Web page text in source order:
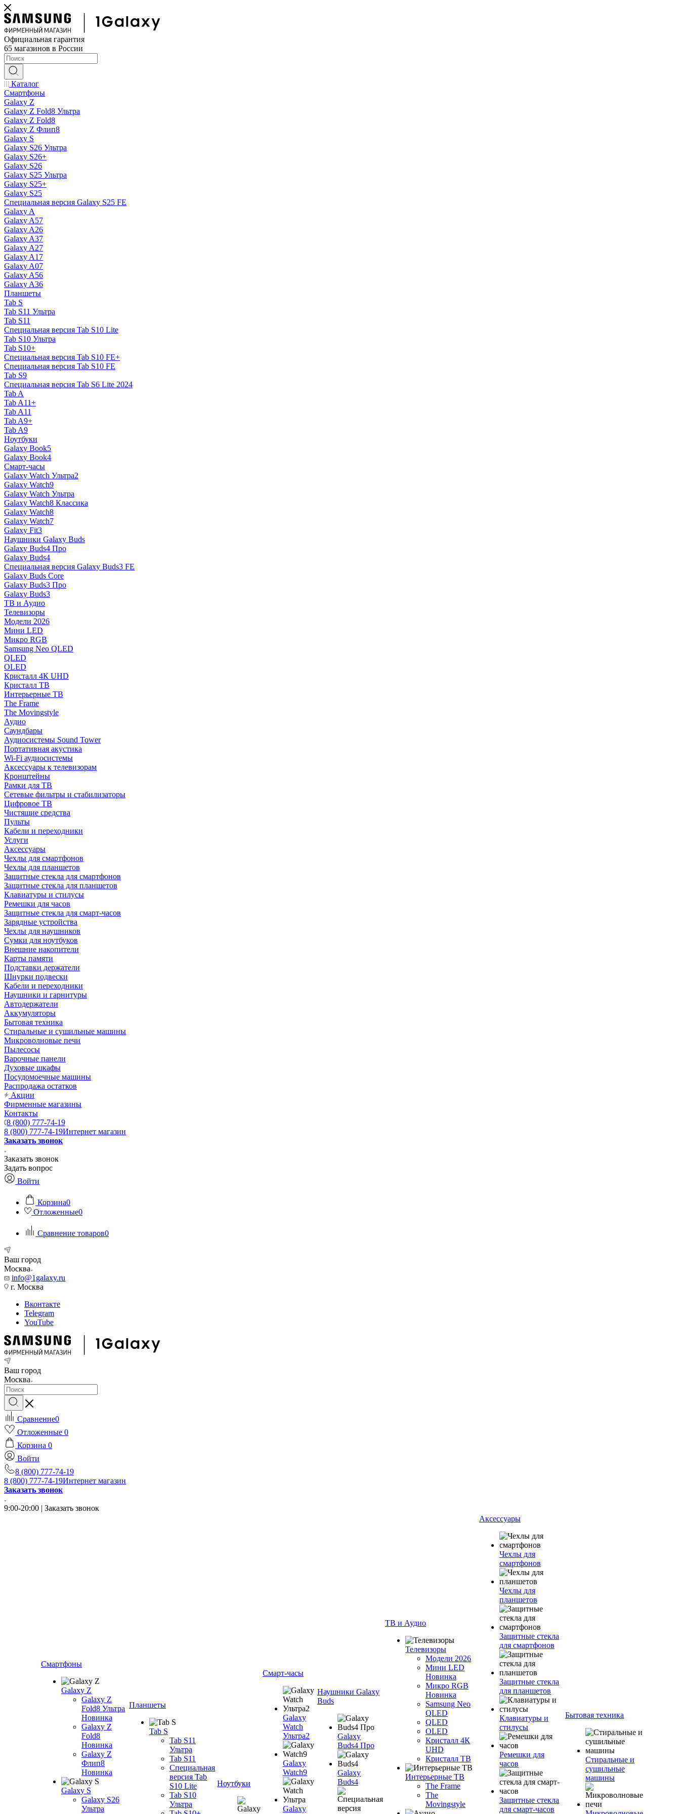
Официальная гарантия
65 магазинов в России
Каталог
Смартфоны
Galaxy Z
Galaxy Z Fold8 Ультра
Galaxy Z Fold8
Galaxy Z Флип8
Galaxy S
Galaxy S26 Ультра
Galaxy S26+
Galaxy S26
Galaxy S25 Ультра
Galaxy S25+
Galaxy S25
Специальная версия Galaxy S25 FE
Galaxy A
Galaxy A57
Galaxy A26
Galaxy A37
Galaxy A27
Galaxy A17
Galaxy A07
Galaxy A56
Galaxy A36
Планшеты
Tab S
Tab S11 Ультра
Tab S11
Специальная версия Tab S10 Lite
Tab S10 Ультра
Tab S10+
Специальная версия Tab S10 FE+
Специальная версия Tab S10 FE
Tab S9
Специальная версия Tab S6 Lite 2024
Tab A
Tab A11+
Tab A11
Tab A9+
Tab A9
Ноутбуки
Galaxy Book5
Galaxy Book4
Смарт-часы
Galaxy Watch Ультра2
Galaxy Watch9
Galaxy Watch Ультра
Galaxy Watch8 Классика
Galaxy Watch8
Galaxy Watch7
Galaxy Fit3
Наушники Galaxy Buds
Galaxy Buds4 Про
Galaxy Buds4
Специальная версия Galaxy Buds3 FE
Galaxy Buds Core
Galaxy Buds3 Про
Galaxy Buds3
ТВ и Аудио
Телевизоры
Модели 2026
Мини LED
Микро RGB
Samsung Neo QLED
QLED
OLED
Кристалл 4К UHD
Кристалл ТВ
Интерьерные ТВ
The Frame
The Movingstyle
Аудио
Саундбары
Аудиосистемы Sound Tower
Портативная акустика
Wi-Fi аудиосистемы
Аксессуары к телевизорам
Кронштейны
Рамки для ТВ
Сетевые фильтры и стабилизаторы
Цифровое ТВ
Чистящие средства
Пульты
Кабели и переходники
Услуги
Аксессуары
Чехлы для смартфонов
Чехлы для планшетов
Защитные стекла для смартфонов
Защитные стекла для планшетов
Клавиатуры и стилусы
Ремешки для часов
Защитные стекла для смарт-часов
Зарядные устройства
Чехлы для наушников
Сумки для ноутбуков
Внешние накопители
Карты памяти
Подставки держатели
Шнурки подвески
Кабели и переходники
Наушники и гарнитуры
Автодержатели
Аккумуляторы
Бытовая техника
Стиральные и сушильные машины
Микроволновые печи
Пылесосы
Варочные панели
Духовые шкафы
Посудомоечные машины
Распродажа остатков
Акции
Фирменные магазины
Контакты
8 (800) 777-74-19
8 (800) 777-74-19Интернет магазин
Заказать звонок
Заказать звонок
Задать вопрос
Войти
Корзина0
Отложенные0
Сравнение товаров0
Ваш город
Москва
info@1galaxy.ru
г. Москва
Вконтакте
Telegram
YouTube
Ваш город
Москва
Сравнение0
Отложенные 0
Корзина 0
Войти
8 (800) 777-74-19
8 (800) 777-74-19Интернет магазин
Заказать звонок
9:00-20:00 | Заказать звонок
Смартфоны
Galaxy Z
Galaxy Z
Fold8 Ультра
Новинка
Galaxy Z
Fold8
Новинка
Galaxy Z
Флип8
Новинка
Galaxy S
Galaxy S26
Ультра
Планшеты
Tab S
Tab S11
Ультра
Tab S11
Специальная
версия Tab
S10 Lite
Tab S10
Ультра
Ноутбуки
Смарт-часы
Galaxy
Watch
Ультра2
Galaxy
Watch9
Galaxy
Наушники Galaxy
Buds
Galaxy
Buds4 Про
Galaxy
Buds4
ТВ и Аудио
Телевизоры
Модели 2026
Мини LED
Новинка
Микро RGB
Новинка
Samsung Neo
QLED
QLED
OLED
Кристалл 4К
UHD
Кристалл ТВ
Интерьерные ТВ
The Frame
The
Movingstyle
Аксессуары
Чехлы для
смартфонов
Чехлы для
планшетов
Защитные стекла
для смартфонов
Защитные стекла
для планшетов
Клавиатуры и
стилусы
Ремешки для
часов
Защитные стекла
для смарт-часов
Бытовая техника
Стиральные и
сушильные
машины